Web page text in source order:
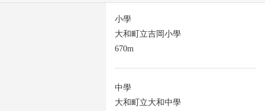
小學
大和町立吉岡小學
670m
中學
大和町立大和中學